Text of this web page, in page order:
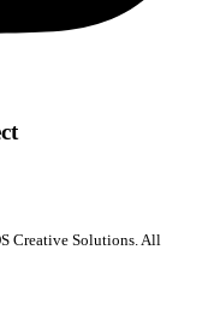
Creative Solutions. All